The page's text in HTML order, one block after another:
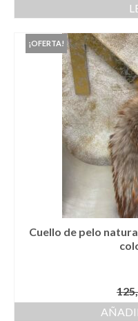
Complementos
Calzado para
Pijamas
Traje de
Vestidos niña
Abanicos
Anillos
¡OFERTA!
Cuello de pelo